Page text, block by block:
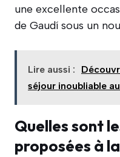
une excellente
de Gaudí sous un
Lire aussi :
séjour inoubliable
Quelles sont
proposées à